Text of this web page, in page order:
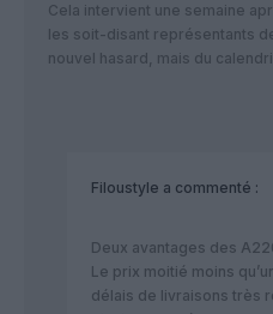
Cela intervient une semaine
les soit-disant représentants
nouvel hasard, mais du
Filoustyle a commenté :
Deux avantages des
Le prix moitié moins
délais de livraisons très